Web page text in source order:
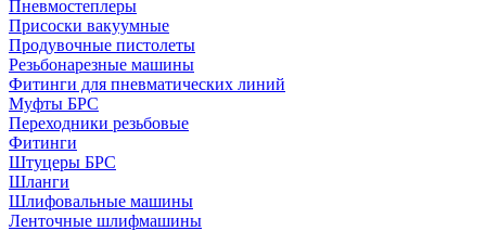
Пневмостеплеры
Присоски вакуумные
Продувочные пистолеты
Резьбонарезные машины
Фитинги для пневматических линий
Муфты БРС
Переходники резьбовые
Фитинги
Штуцеры БРС
Шланги
Шлифовальные машины
Ленточные шлифмашины